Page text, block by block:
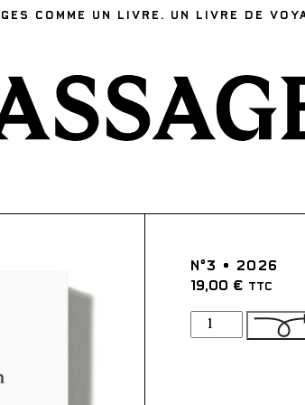
COMME UN LIVRE. UN LIVRE DE
N°3 • 2026
19,00 € TTC
quantité
de